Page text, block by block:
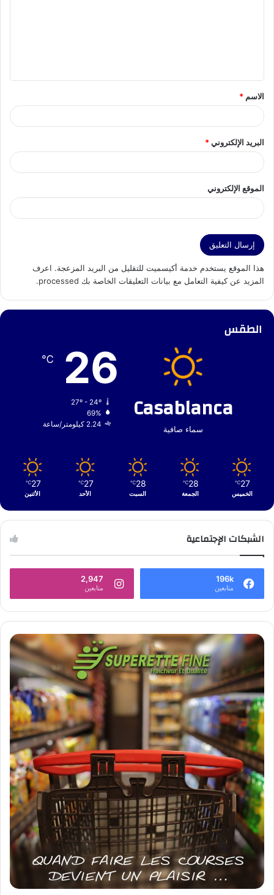
ق
*
الاسم *
البريد الإلكتروني*
الموقع الإلكتروني
هذا الموقع يستخدم خدمة أكيسميت للتقليل من البريد المزعجة. اعرف
المزيد عن كيفية التعامل مع بيانات التعليقات الخاصة بك processed
.
الطقس
Casablanca
سماء صافية
26
℃
27º - 24º
69%
2.24 كيلومتر/ساعة
27
℃
الخميس
28
℃
الجمعة
28
℃
السبت
27
℃
الأحد
27
℃
الأثنين
الشبكات الإجتماعية
196k
متابعين
2,947
متابعين